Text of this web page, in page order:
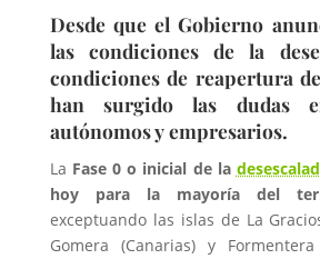
Desde que el Gobierno
las condiciones de la
condiciones de reapertura
han surgido las dudas
autónomos y empresarios.
La Fase 0 o inicial de la
hoy para la mayoría del
exceptuando las islas de La
Gomera (Canarias) y